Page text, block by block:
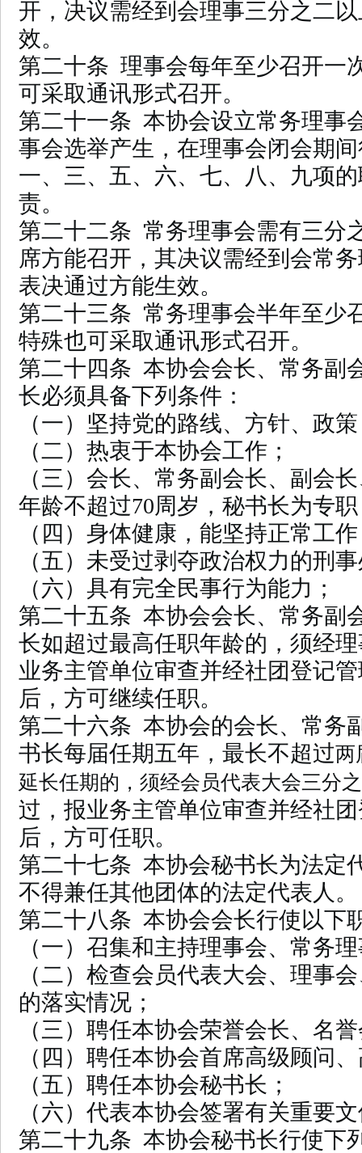
开，决议需经到会理事三分之二
效。
第二十条 理事会每年至少召开一
可采取通讯形式召开。
第二十一条 本协会设立常务理事
事会选举产生，在理事会闭会期
一、三、五、六、七、八、九项
责。
第二十二条 常务理事会需有三分
席方能召开，其决议需经到会常
表决通过方能生效。
第二十三条 常务理事会半年至少
特殊也可采取通讯形式召开。
第二十四条 本协会会长、常务副
长必须具备下列条件：
（一）坚持党的路线、方针、政
（二）热衷于本协会工作；
（三）会长、常务副会长、副会
年龄不超过70周岁，秘书长为专
（四）身体健康，能坚持正常工
（五）未受过剥夺政治权力的刑
（六）具有完全民事行为能力；
第二十五条 本协会会长、常务副
长如超过最高任职年龄的，须经
业务主管单位审查并经社团登记
后，方可继续任职。
第二十六条 本协会的会长、常务
书长每届任期五年，最长不超过两
延长任期的，须经会员代表大会三分
过，报业务主管单位审查并经社
后，方可任职。
第二十七条 本协会秘书长为法定
不得兼任其他团体的法定代表人。
第二十八条 本协会会长行使以下
（一）召集和主持理事会、常务
（二）检查会员代表大会、理事
的落实情况；
（三）聘任本协会荣誉会长、名
（四）聘任本协会首席高级顾问
（五）聘任本协会秘书长；
（六）代表本协会签署有关重要
第二十九条 本协会秘书长行使下